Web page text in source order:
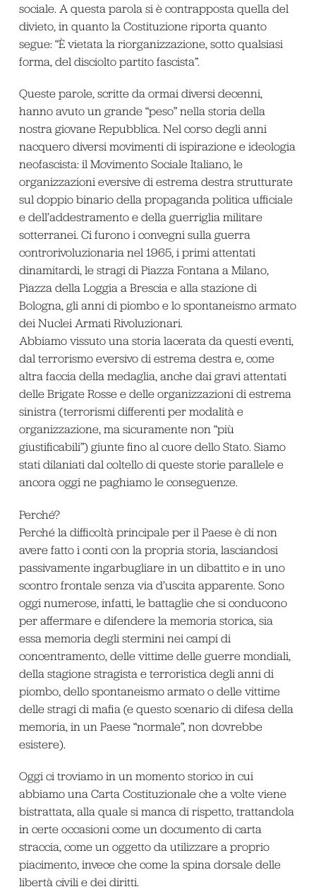
sociale. A questa parola si è contrapposta quella del
divieto, in quanto la Costituzione riporta quanto
segue: “È vietata la riorganizzazione, sotto qualsiasi
forma, del disciolto partito fascista”.
Queste parole, scritte da ormai diversi decenni,
hanno avuto un grande “peso” nella storia della
nostra giovane Repubblica. Nel corso degli anni
nacquero diversi movimenti di ispirazione e ideologia
neofascista: il Movimento Sociale Italiano, le
organizzazioni eversive di estrema destra strutturate
sul doppio binario della propaganda politica ufficiale
e dell’addestramento e della guerriglia militare
sotterranei. Ci furono i convegni sulla guerra
controrivoluzionaria nel 1965, i primi attentati
dinamitardi, le stragi di Piazza Fontana a Milano,
Piazza della Loggia a Brescia e alla stazione di
Bologna, gli anni di piombo e lo spontaneismo armato
dei Nuclei Armati Rivoluzionari.
Abbiamo vissuto una storia lacerata da questi eventi,
dal terrorismo eversivo di estrema destra e, come
altra faccia della medaglia, anche dai gravi attentati
delle Brigate Rosse e delle organizzazioni di estrema
sinistra (terrorismi differenti per modalità e
organizzazione, ma sicuramente non “più
giustificabili”) giunte fino al cuore dello Stato. Siamo
stati dilaniati dal coltello di queste storie parallele e
ancora oggi ne paghiamo le conseguenze.
Perché?
Perché la difficoltà principale per il Paese è di non
avere fatto i conti con la propria storia, lasciandosi
passivamente ingarbugliare in un dibattito e in uno
scontro frontale senza via d’uscita apparente. Sono
oggi numerose, infatti, le battaglie che si conducono
per affermare e difendere la memoria storica, sia
essa memoria degli stermini nei campi di
concentramento, delle vittime delle guerre mondiali,
della stagione stragista e terroristica degli anni di
piombo, dello spontaneismo armato o delle vittime
delle stragi di mafia (e questo scenario di difesa della
memoria, in un Paese “normale”, non dovrebbe
esistere).
Oggi ci troviamo in un momento storico in cui
abbiamo una Carta Costituzionale che a volte viene
bistrattata, alla quale si manca di rispetto, trattandola
in certe occasioni come un documento di carta
straccia, come un oggetto da utilizzare a proprio
piacimento, invece che come la spina dorsale delle
libertà civili e dei diritti.